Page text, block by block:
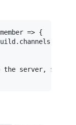
member => {
. channels
the server,